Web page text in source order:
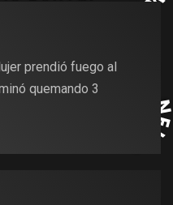
prendió fuego al
quemando 3